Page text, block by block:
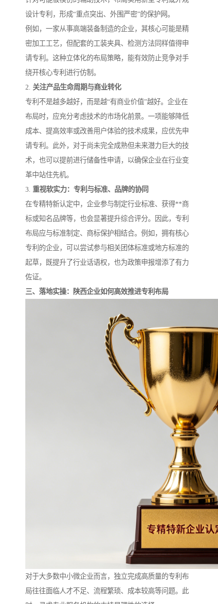
设计专利，形成“重点突出、外围严密”的保护网。
例如，一家从事高端装备制造的企业，其核心可能是精
密加工工艺，但配套的工装夹具、检测方法同样值得申
请专利。这种立体化的布局策略，能有效防止竞争对手
绕开核心专利进行仿制。
2. 关注产品生命周期与商业转化
专利不是越多越好，而是越“有商业价值”越好。企业在
布局时，应充分考虑技术的市场化前景。一项能够降低
成本、提高效率或改善用户体验的技术成果，应优先申
请专利。此外，对于尚未完全成熟但未来潜力巨大的技
术，也可以提前进行储备性申请，以确保企业在行业变
革中站住先机。
3. 重视软实力：专利与标准、品牌的协同
在专精特新认定中，企业参与制定行业标准、获得**商
标或知名品牌等，也会显著提升综合评分。因此，专利
布局应与标准制定、商标保护相结合。例如，拥有核心
专利的企业，可以尝试参与相关团体标准或地方标准的
起草，既提升了行业话语权，也为政策申报增添了有力
佐证。
三、落地实操：陕西企业如何高效推进专利布局
对于大多数中小微企业而言，独立完成高质量的专利布
局往往面临人才不足、流程繁琐、成本较高等问题。此